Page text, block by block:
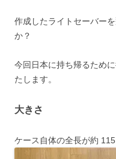
作成したライトセーバー
か？
今回日本に持ち帰るため
たします。
大きさ
ケース自体の全長が約 115